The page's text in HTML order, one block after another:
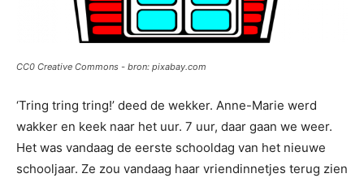
CC0 Creative Commons - bron: pixabay.com
‘Tring tring tring!’ deed de wekker. Anne-Marie werd
wakker en keek naar het uur. 7 uur, daar gaan we weer.
Het was vandaag de eerste schooldag van het nieuwe
schooljaar. Ze zou vandaag haar vriendinnetjes terug zien